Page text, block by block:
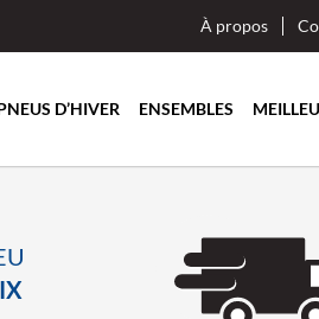
À propos
D’HIVER ENSEMBLES